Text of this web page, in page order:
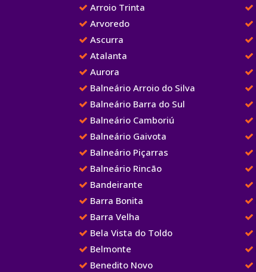
Arroio Trinta
Arvoredo
Ascurra
Atalanta
Aurora
Balneário Arroio do Silva
Balneário Barra do Sul
Balneário Camboriú
Balneário Gaivota
Balneário Piçarras
Balneário Rincão
Bandeirante
Barra Bonita
Barra Velha
Bela Vista do Toldo
Belmonte
Benedito Novo